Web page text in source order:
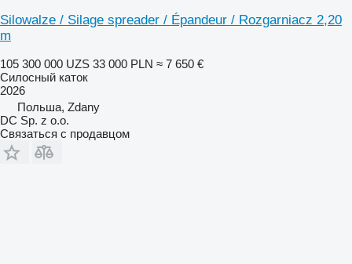
Silowalze / Silage spreader / Épandeur / Rozgarniacz 2,20
m
105 300 000 UZS 33 000 PLN ≈ 7 650 €
Силосный каток
2026
Польша, Zdany
DC Sp. z o.o.
Связаться с продавцом